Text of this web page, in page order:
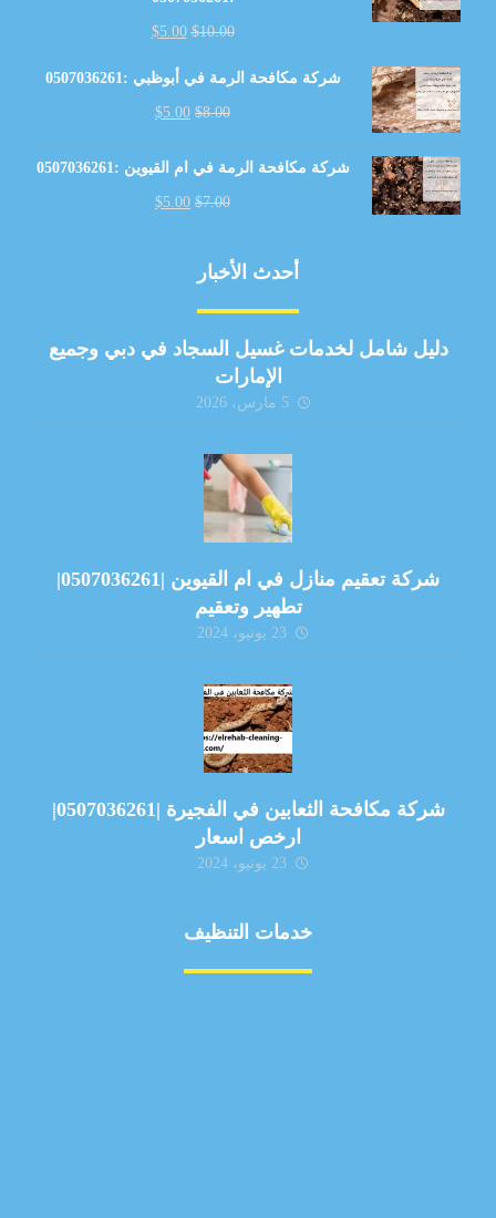
$10.00
$5.00
شركة مكافحة الرمة في أبوظبي :0507036261
$8.00
$5.00
شركة مكافحة الرمة في ام القيوين :0507036261
$7.00
$5.00
أحدث الأخبار
دليل شامل لخدمات غسيل السجاد في دبي وجميع
الإمارات
5 مارس، 2026
شركة تعقيم منازل في ام القيوين |0507036261|
تطهير وتعقيم
23 يونيو، 2024
شركة مكافحة الثعابين في الفجيرة |0507036261|
ارخص اسعار
23 يونيو، 2024
خدمات التنظيف